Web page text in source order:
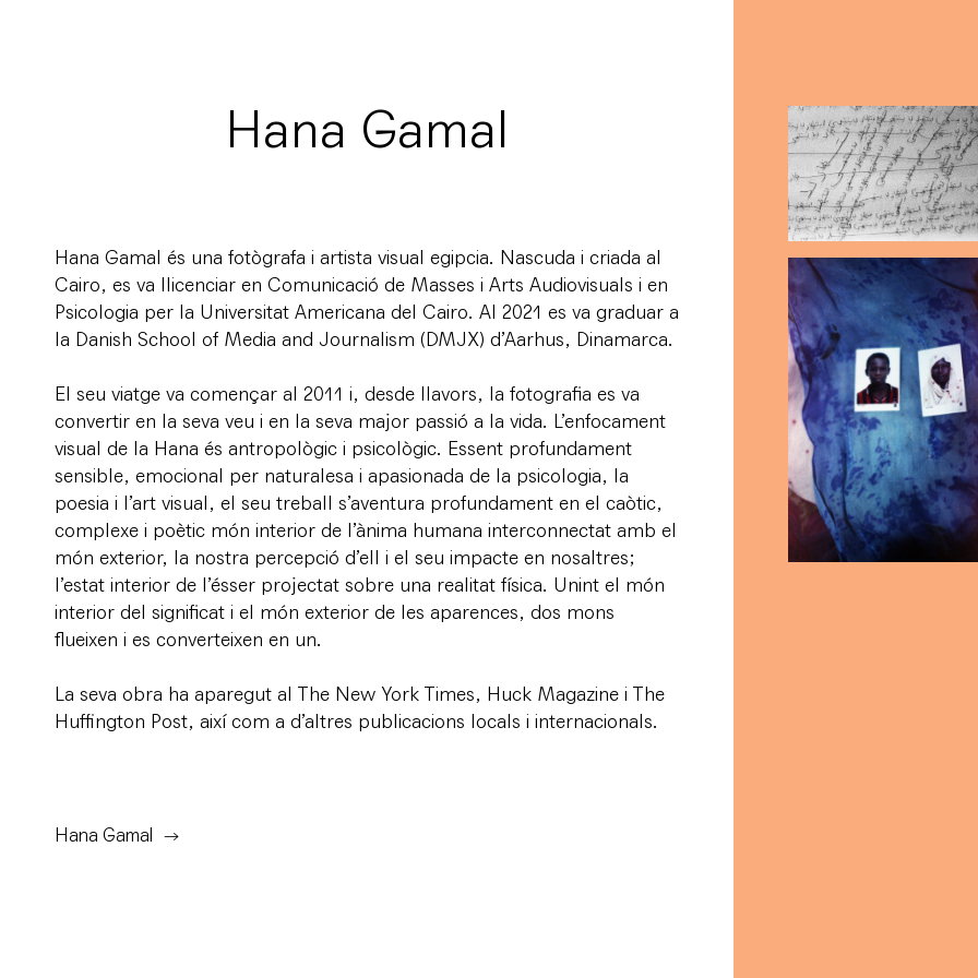
Hana Gamal
Hana Gamal és una fotògrafa i artista visual egipcia. Nascuda i criada al
Cairo, es va llicenciar en Comunicació de Masses i Arts Audiovisuals i en
Psicologia per la Universitat Americana del Cairo. Al 2021 es va graduar a
la Danish School of Media and Journalism (DMJX) d’Aarhus, Dinamarca.
El seu viatge va començar al 2011 i, desde llavors, la fotografia es va
convertir en la seva veu i en la seva major passió a la vida. L’enfocament
visual de la Hana és antropològic i psicològic. Essent profundament
sensible, emocional per naturalesa i apasionada de la psicologia, la
poesia i l’art visual, el seu treball s’aventura profundament en el caòtic,
complexe i poètic món interior de l’ànima humana interconnectat amb el
món exterior, la nostra percepció d’ell i el seu impacte en nosaltres;
l’estat interior de l’ésser projectat sobre una realitat física. Unint el món
interior del significat i el món exterior de les aparences, dos mons
flueixen i es converteixen en un.
La seva obra ha aparegut al The New York Times, Huck Magazine i The
Huffington Post, així com a d’altres publicacions locals i internacionals.
Hana Gamal